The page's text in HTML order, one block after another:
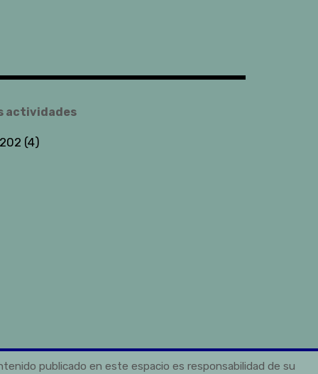
actividades
(4)
publicado en este espacio es responsabilidad de su